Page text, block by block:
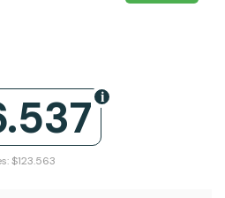
$123.563